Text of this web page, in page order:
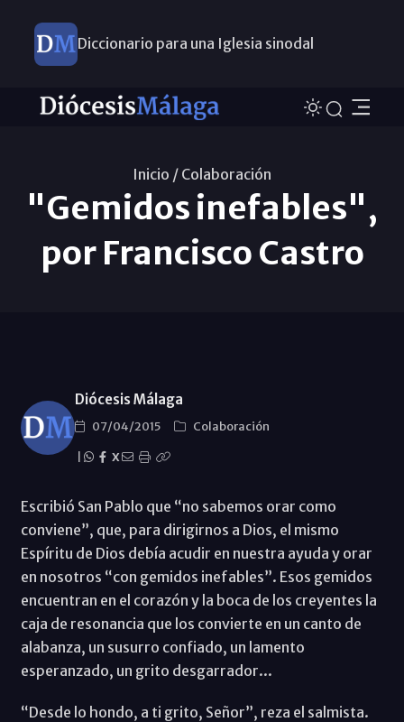
Diccionario para una Iglesia sinodal
Nuevos nombramientos
Inicio / Colaboración
"Gemidos inefables",
por Francisco Castro
Diócesis Málaga
07/04/2015
Colaboración
X
Escribió San Pablo que “no sabemos orar como
conviene”, que, para dirigirnos a Dios, el mismo
Espíritu de Dios debía acudir en nuestra ayuda y orar
en nosotros “con gemidos inefables”. Esos gemidos
encuentran en el corazón y la boca de los creyentes la
caja de resonancia que los convierte en un canto de
alabanza, un susurro confiado, un lamento
esperanzado, un grito desgarrador...
“Desde lo hondo, a ti grito, Señor”, reza el salmista.